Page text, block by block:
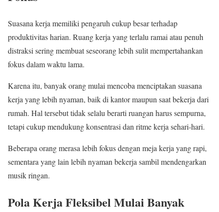
Suasana kerja memiliki pengaruh cukup besar terhadap
produktivitas harian. Ruang kerja yang terlalu ramai atau penuh
distraksi sering membuat seseorang lebih sulit mempertahankan
fokus dalam waktu lama.
Karena itu, banyak orang mulai mencoba menciptakan suasana
kerja yang lebih nyaman, baik di kantor maupun saat bekerja dari
rumah. Hal tersebut tidak selalu berarti ruangan harus sempurna,
tetapi cukup mendukung konsentrasi dan ritme kerja sehari-hari.
Beberapa orang merasa lebih fokus dengan meja kerja yang rapi,
sementara yang lain lebih nyaman bekerja sambil mendengarkan
musik ringan.
Pola Kerja Fleksibel Mulai Banyak